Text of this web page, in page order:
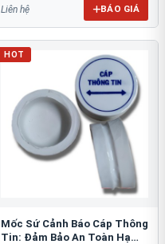
Liên hệ BÁO GIÁ
HOT
Mốc Sứ Cảnh Báo Cáp Thông
Tin: Đảm Bảo An Toàn Hạ